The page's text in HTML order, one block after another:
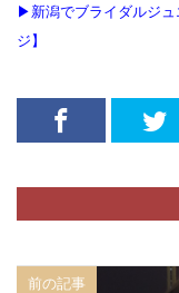
▶新潟でブライダルジュ
ジ】
前の記事